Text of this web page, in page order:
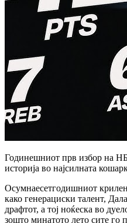
Годинешниот прв избор на
историја во најсилната
Осумнаесетгодишниот
како генерациски талент,
драфтот, а тој ноќеска во
зошто минатото лето сите го